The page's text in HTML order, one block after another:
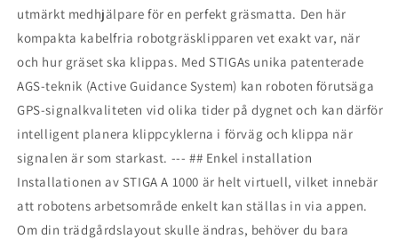
utmärkt medhjälpare för en perfekt gräsmatta. Den här
kompakta kabelfria robotgräsklipparen vet exakt var, när
och hur gräset ska klippas. Med STIGAs unika patenterade
AGS-teknik (Active Guidance System) kan roboten förutsäga
GPS-signalkvaliteten vid olika tider på dygnet och kan därför
intelligent planera klippcyklerna i förväg och klippa när
signalen är som starkast. --- ## Enkel installation
Installationen av STIGA A 1000 är helt virtuell, vilket innebär
att robotens arbetsområde enkelt kan ställas in via appen.
Om din trädgårdslayout skulle ändras, behöver du bara